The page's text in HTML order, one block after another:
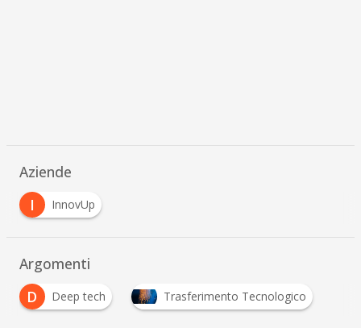
Aziende
I
InnovUp
Argomenti
D
Deep tech Trasferimento Tecnologico